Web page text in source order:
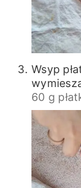
Wsyp
60 g